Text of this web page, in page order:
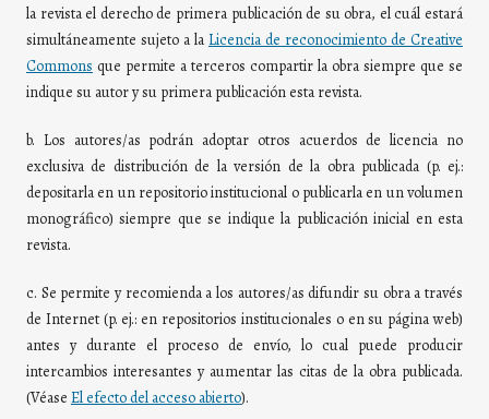
la revista el derecho de primera publicación de su obra, el cuál estará
simultáneamente sujeto a la Licencia de reconocimiento de Creative
Commons que permite a terceros compartir la obra siempre que se
indique su autor y su primera publicación esta revista.
b. Los autores/as podrán adoptar otros acuerdos de licencia no
exclusiva de distribución de la versión de la obra publicada (p. ej.:
depositarla en un repositorio institucional o publicarla en un volumen
monográfico) siempre que se indique la publicación inicial en esta
revista.
c. Se permite y recomienda a los autores/as difundir su obra a través
de Internet (p. ej.: en repositorios institucionales o en su página web)
antes y durante el proceso de envío, lo cual puede producir
intercambios interesantes y aumentar las citas de la obra publicada.
(Véase El efecto del acceso abierto).